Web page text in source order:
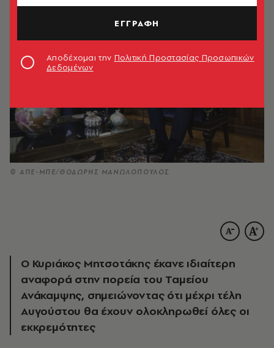
© ΑΠΕ-ΜΠΕ/ΘΟΔΩΡΗΣ ΜΑΝΩΛΟΠΟΥΛΟΣ
Ο Κυριάκος Μητσοτάκης έκανε ιδιαίτερη
αναφορά στην πορεία του Ταμείου
Ανάκαμψης, σημειώνοντας ότι μέχρι τέλη
Αυγούστου θα έχουν ολοκληρωθεί όλες οι
εκκρεμότητες
ΕΓΓΡΑΦΗ
Αποδέχομαι την Πολιτική Προστασίας Προσωπικών
Δεδομένων